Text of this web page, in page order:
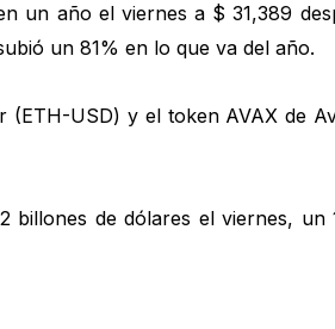
un año el viernes a $ 31,389
un 81% en lo que va del año.
USD) y el token AVAX de
billones de dólares el viernes, un